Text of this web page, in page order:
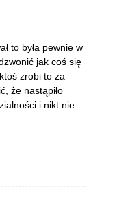
to była pewnie w
jak coś się
zrobi to za
że nastąpiło
i nikt nie